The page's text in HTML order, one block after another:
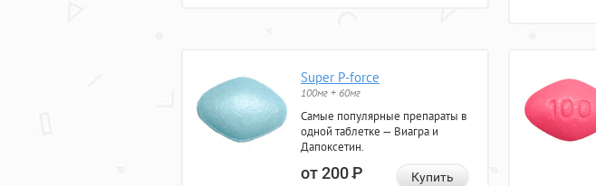
Super P-force
100мг + 60мг
Самые популярные препараты в
одной таблетке — Виагра и
Дапоксетин.
от 200Р Купить